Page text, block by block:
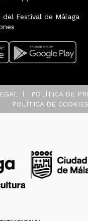
del Festival de Málaga
POLÍTICA DE
POLÍTICA DE COOKIES